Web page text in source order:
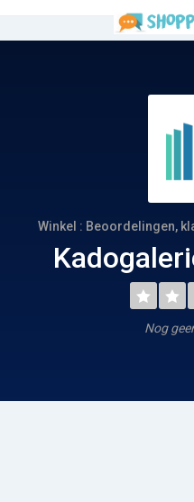
Winkel : Beoordelingen,
Nog